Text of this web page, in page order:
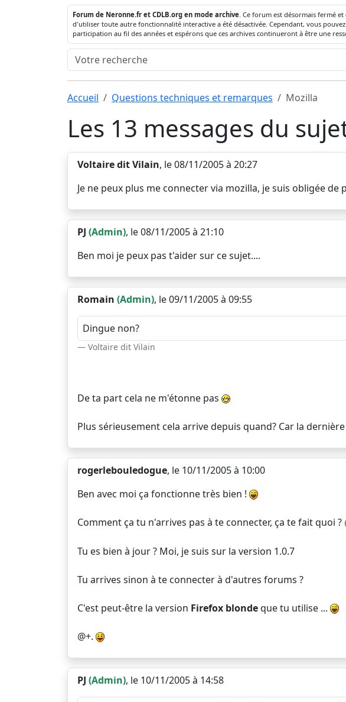
Forum de Neronne.fr et CDLB.org en mode archive. Ce forum est désormais fermé
d'utiliser toute autre fonctionnalité interactive a été désactivée. Cependant, vous
participation au fil des années et espérons que ces archives continueront à être une
Accueil Questions techniques et remarques Mozilla
Les 13 messages du
Voltaire dit Vilain, le 08/11/2005 à 20:27
Je ne peux plus me connecter via mozilla, je suis obligée
PJ (Admin), le 08/11/2005 à 21:10
Ben moi je peux pas t'aider sur ce sujet....
Romain (Admin), le 09/11/2005 à 09:55
Dingue non?
Voltaire dit Vilain
De ta part cela ne m'étonne pas
Plus sérieusement cela arrive depuis quand? Car la
rogerlebouledogue, le 10/11/2005 à 10:00
Ben avec moi ça fonctionne très bien !
Comment ça tu n'arrives pas à te connecter, ça te fait quoi ?
Tu es bien à jour ? Moi, je suis sur la version 1.0.7
Tu arrives sinon à te connecter à d'autres forums ?
C'est peut-être la version Firefox blondeque tu utilise ...
@+.
PJ (Admin), le 10/11/2005 à 14:58